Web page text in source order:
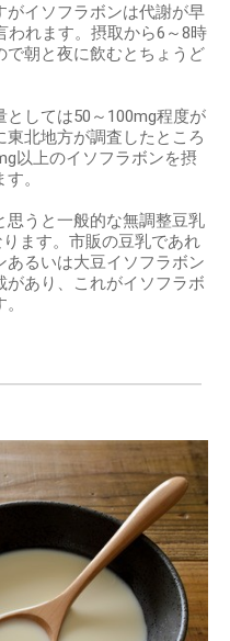
イソフラボンは代謝が早
われます。摂取から6～8時
で朝と夜に飲むとちょうど
としては50～100mg程度が
北地方が調査したところ
以上のイソフラボンを摂
。
思うと一般的な無調整豆乳
ます。市販の豆乳であれ
るいは大豆イソフラボン
があり、これがイソフラボ